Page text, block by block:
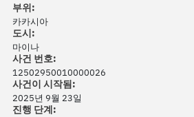
부위:
카카시아
도시:
마이나
사건 번호:
12502950010000026
사건이 시작됨:
2025년 9월 23일
진행 단계: